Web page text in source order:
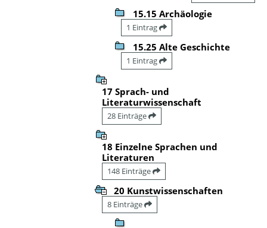
15.15 Archäologie
1 Eintrag
15.25 Alte Geschichte
1 Eintrag
17 Sprach- und
Literaturwissenschaft
28 Einträge
18 Einzelne Sprachen und
Literaturen
148 Einträge
20 Kunstwissenschaften
8 Einträge